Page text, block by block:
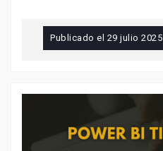
Publicado el 29 julio 2025